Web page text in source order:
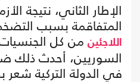
الإطار الثاني، نتيجة
المتفاقمة بسبب
اللاجئين من كل
السوريين، أحدث ذلك
في الدولة التركية شعر